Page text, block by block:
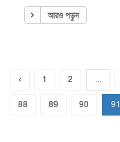
আরও পড়ুন
‹ 1 2 ...
88 89 90 91